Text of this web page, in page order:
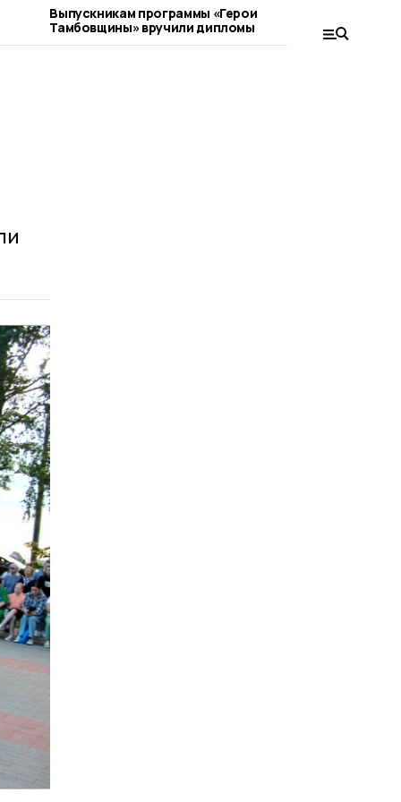
Выпускникам программы «Герои
Тамбовщины» вручили дипломы